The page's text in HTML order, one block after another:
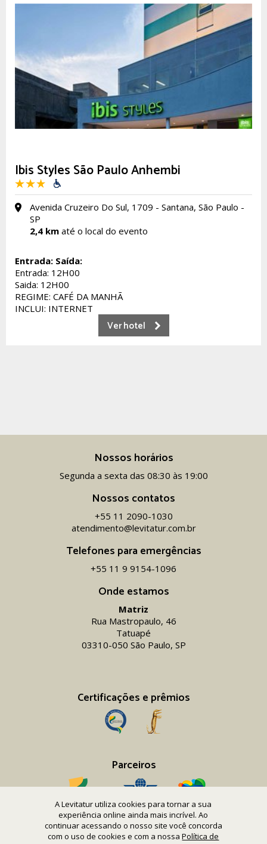
A Levitatur utiliza cookies para tornar a sua
experiência online ainda mais incrível. Ao
continuar acessando o nosso site você concorda
com o uso de cookies e com a nossaPolítica de
Ibis Styles São Paulo Anhembi
Avenida Cruzeiro Do Sul, 1709 - Santana, São Paulo -
SP
2,4 km até o local do evento
Entrada: Saída:
Entrada: 12H00
Saida: 12H00
REGIME: CAFÉ DA MANHÃ
INCLUI: INTERNET
Ver hotel
Onde estamos
Matriz
Rua Mastropaulo, 46
Tatuapé
03310-050 São Paulo, SP
Certificações e prêmios
Parceiros
Nossos horários
Segunda a sexta das 08:30 às 19:00
Nossos contatos
+55 11 2090-1030
atendimento@levitatur.com.br
Telefones para emergências
+55 11 9 9154-1096‬
Copyright 2016-26 Levitatur Viagens e Turismo Ltda.